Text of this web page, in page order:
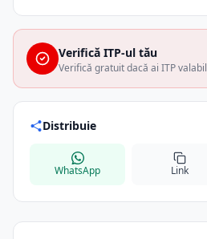
Verifică ITP-ul tău
Verifică gratuit dacă ai ITP valabil
Distribuie
WhatsApp Link